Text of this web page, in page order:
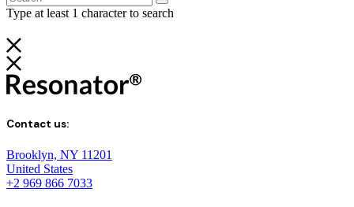
Type at least 1 character to search
Contact us:
Brooklyn, NY 11201
United States
+2 969 866 7033